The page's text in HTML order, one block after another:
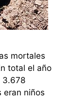
mortales
total el año
3.678
eran niños